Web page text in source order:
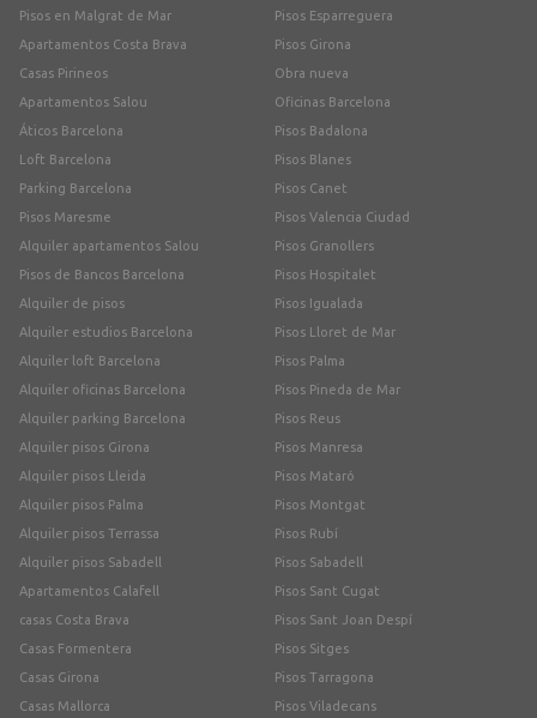
Pisos en Malgrat de Mar
Apartamentos Costa Brava
Casas Pirineos
Apartamentos Salou
Áticos Barcelona
Loft Barcelona
Parking Barcelona
Pisos Maresme
Alquiler apartamentos Salou
Pisos de Bancos Barcelona
Alquiler de pisos
Alquiler estudios Barcelona
Alquiler loft Barcelona
Alquiler oficinas Barcelona
Alquiler parking Barcelona
Alquiler pisos Girona
Alquiler pisos Lleida
Alquiler pisos Palma
Alquiler pisos Terrassa
Alquiler pisos Sabadell
Apartamentos Calafell
casas Costa Brava
Casas Formentera
Casas Girona
Casas Mallorca
Pisos Esparreguera
Pisos Girona
Obra nueva
Oficinas Barcelona
Pisos Badalona
Pisos Blanes
Pisos Canet
Pisos Valencia Ciudad
Pisos Granollers
Pisos Hospitalet
Pisos Igualada
Pisos Lloret de Mar
Pisos Palma
Pisos Pineda de Mar
Pisos Reus
Pisos Manresa
Pisos Mataró
Pisos Montgat
Pisos Rubí
Pisos Sabadell
Pisos Sant Cugat
Pisos Sant Joan Despí
Pisos Sitges
Pisos Tarragona
Pisos Viladecans